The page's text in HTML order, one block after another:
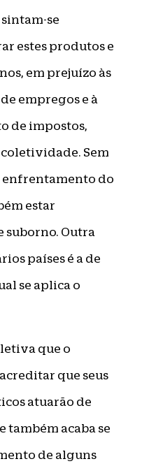
se
estes produtos e
em prejuízo às
empregos e à
de impostos,
Sem
enfrentamento do
estar
suborno. Outra
países é a de
se aplica o
que o
que seus
atuarão de
também acaba se
de alguns